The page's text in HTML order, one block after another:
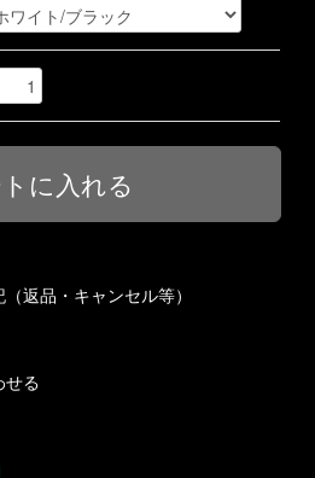
返品・キャンセル等）
せる